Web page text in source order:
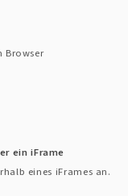
singen,
Ort, an
zu diesem
Browser
ein iFrame
eines iFrames an.